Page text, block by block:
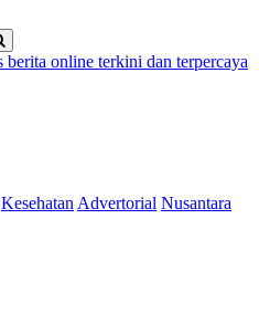
Kesehatan Advertorial Nusantara